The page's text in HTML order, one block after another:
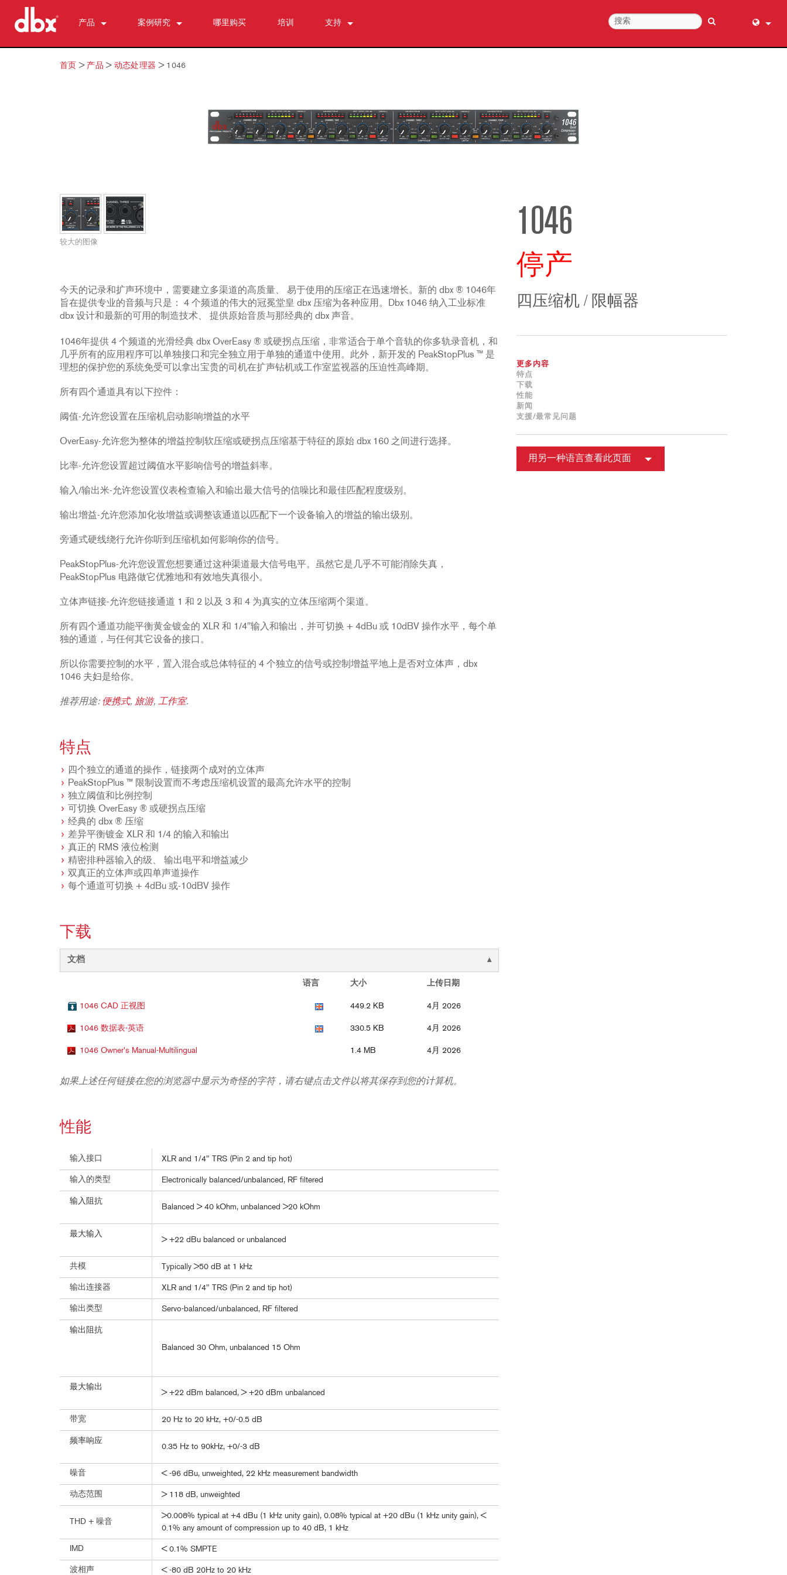
产品
640
641
640 m
ZC2 级
ZC3
ZC4
ZC8
ZC9
iEQ15
iEQ31
676
580
动态处理器
166xs
266xs
560A
分频器
223s
223xs
均衡器
131s
1215
1231
2231
iEQ15
iEQ31
530
510
db12
PB48
RTA-M
PS6
Di1
DJDI
CT-2
停产型号
案例研究 哪里购买 培训 支持
资料下载
保修
产品登记
首页 >产品 > 动态处理器 > 1046
较大的图像
今天的记录和扩声环境中，需要建立多渠道的高质量、 易于使用的压缩正在迅速增长。新的 dbx ® 1046年
旨在提供专业的音频与只是： 4 个频道的伟大的冠冕堂皇 dbx 压缩为各种应用。Dbx 1046 纳入工业标准
dbx 设计和最新的可用的制造技术、 提供原始音质与那经典的 dbx 声音。
1046年提供 4 个频道的光滑经典 dbx OverEasy ® 或硬拐点压缩，非常适合于单个音轨的你多轨录音机，和
几乎所有的应用程序可以单独接口和完全独立用于单独的通道中使用。此外，新开发的 PeakStopPlus ™ 是
理想的保护您的系统免受可以拿出宝贵的司机在扩声钻机或工作室监视器的压迫性高峰期。
所有四个通道具有以下控件：
阈值-允许您设置在压缩机启动影响增益的水平
OverEasy-允许您为整体的增益控制软压缩或硬拐点压缩基于特征的原始 dbx 160 之间进行选择。
比率-允许您设置超过阈值水平影响信号的增益斜率。
输入/输出米-允许您设置仪表检查输入和输出最大信号的信噪比和最佳匹配程度级别。
输出增益-允许您添加化妆增益或调整该通道以匹配下一个设备输入的增益的输出级别。
旁通式硬线绕行允许你听到压缩机如何影响你的信号。
PeakStopPlus-允许您设置您想要通过这种渠道最大信号电平。虽然它是几乎不可能消除失真，
PeakStopPlus 电路做它优雅地和有效地失真很小。
立体声链接-允许您链接通道 1 和 2 以及 3 和 4 为真实的立体压缩两个渠道。
所有四个通道功能平衡黄金镀金的 XLR 和 1/4"输入和输出，并可切换 + 4dBu 或 10dBV 操作水平，每个单
独的通道，与任何其它设备的接口。
所以你需要控制的水平，置入混合或总体特征的 4 个独立的信号或控制增益平地上是否对立体声，dbx
1046 夫妇是给你。
推荐用途: 便携式, 旅游, 工作室.
特点
四个独立的通道的操作，链接两个成对的立体声
PeakStopPlus ™ 限制设置而不考虑压缩机设置的最高允许水平的控制
独立阈值和比例控制
可切换 OverEasy ® 或硬拐点压缩
经典的 dbx ® 压缩
差异平衡镀金 XLR 和 1/4 的输入和输出
真正的 RMS 液位检测
精密排种器输入的级、 输出电平和增益减少
双真正的立体声或四单声道操作
每个通道可切换 + 4dBu 或-10dBV 操作
下载
文档
语言 大小 上传日期
1046 CAD 正视图 449.2 KB 4月 2026
1046 数据表-英语 330.5 KB 4月 2026
1046 Owner's Manual-Multilingual 1.4 MB 4月 2026
如果上述任何链接在您的浏览器中显示为奇怪的字符，请右键点击文件以将其保存到您的计算机。
性能
输入接口 XLR and 1/4" TRS (Pin 2 and tip hot)
输入的类型 Electronically balanced/unbalanced, RF filtered
输入阻抗
Balanced > 40 kOhm, unbalanced >20 kOhm
最大输入
> +22 dBu balanced or unbalanced
共模 Typically >50 dB at 1 kHz
输出连接器 XLR and 1/4" TRS (Pin 2 and tip hot)
输出类型 Servo-balanced/unbalanced, RF filtered
输出阻抗
Balanced 30 Ohm, unbalanced 15 Ohm
最大输出
> +22 dBm balanced, > +20 dBm unbalanced
带宽 20 Hz to 20 kHz, +0/-0.5 dB
频率响应
0.35 Hz to 90kHz, +0/-3 dB
噪音 < -96 dBu, unweighted, 22 kHz measurement bandwidth
动态范围 > 118 dB, unweighted
THD + 噪音
>0.008% typical at +4 dBu (1 kHz unity gain), 0.08% typical at +20 dBu (1 kHz unity gain), <
0.1% any amount of compression up to 40 dB, 1 kHz
IMD < 0.1% SMPTE
波相声 < -80 dB 20Hz to 20 kHz
1046
停产
四压缩机 / 限幅器
更多内容
特点
下载
性能
新闻
支援/最常见问题
用另一种语言查看此页面